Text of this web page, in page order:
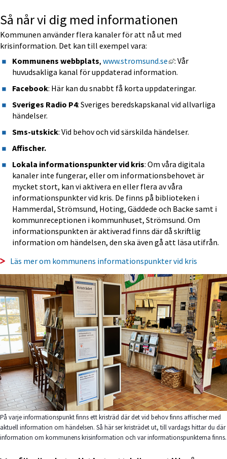
Så når vi dig med informationen
Kommunen använder flera kanaler för att nå ut med
krisinformation. Det kan till exempel vara:
Kommunens webbplats, www.stromsund.se Länk till
: Vår
huvudsakliga kanal för uppdaterad information.
Facebook: Här kan du snabbt få korta uppdateringar.
Sveriges Radio P4: Sveriges beredskapskanal vid allvarliga
händelser.
Sms-utskick: Vid behov och vid särskilda händelser.
Affischer.
Lokala informationspunkter vid kris: Om våra digitala
kanaler inte fungerar, eller om informationsbehovet är
mycket stort, kan vi aktivera en eller flera av våra
informationspunkter vid kris. De finns på biblioteken i
Hammerdal, Strömsund, Hoting, Gäddede och Backe samt i
kommunreceptionen i kommunhuset, Strömsund. Om
informationspunkten är aktiverad finns där då skriftlig
information om händelsen, den ska även gå att läsa utifrån.
Läs mer om kommunens informationspunkter vid kris
På varje informationspunkt finns ett kristräd där det vid behov finns affischer med
aktuell information om händelsen. Så här ser kristrädet ut, till vardags hittar du där
information om kommunens krisinformation och var informationspunkterna finns.